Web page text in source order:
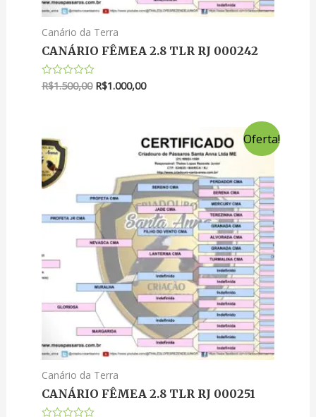
Canário da Terra
CANÁRIO FÊMEA 2.8 TLR RJ 000242
Avaliação
R$1.500,00 R$1.000,00
Oferta!
Canário da Terra
CANÁRIO FÊMEA 2.8 TLR RJ 000251